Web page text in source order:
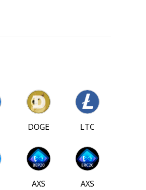
DOGE LTC
AXS AXS